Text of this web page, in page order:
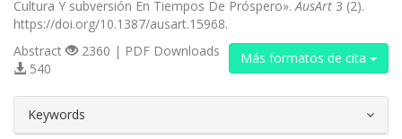
Cultura Y subversión En Tiempos De Próspero». AusArt 3 (2).
https://doi.org/10.1387/ausart.15968.
Más formatos de cita
Abstract
2360 | PDF Downloads
540
Keywords